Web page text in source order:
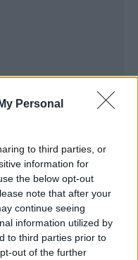
Personal
to third parties, or
information for
the below opt-out
note that after your
continue seeing
information utilized by
to third parties prior to
out of the further
στοGoogle News
νέα.
στηνροή